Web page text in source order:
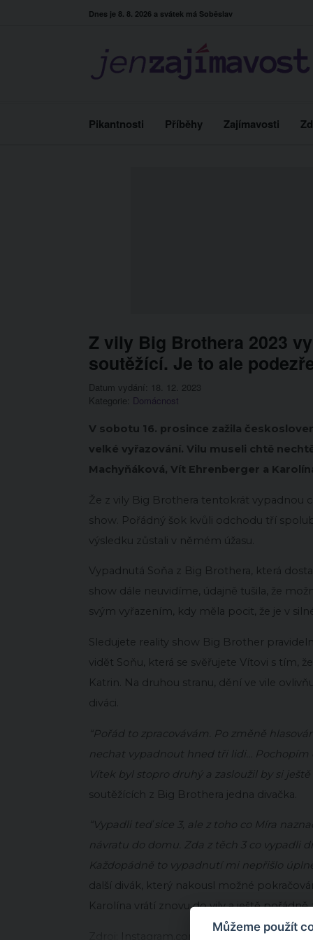
Dnes je 8. 8. 2026 a svátek má Soběslav
Pikantnosti Příběhy Zajímavosti
Z vily Big Brothera 2023
soutěžící. Je to ale
Datum vydání: 18. 12. 2023
Kategorie: Domácnost
V sobotu 16. prosince zažila
velké vyřazování. Vilu museli chtě
Machyňáková, Vít Ehrenberger a
Že z vily Big Brothera tentokrát vypadnou
show. Pořádný šok kvůli odchodu tří
výsledku zůstali v němém úžasu.
Vypadnutá Soňa z Big Brothera, která
show dále neuvidíme, údajně tušila, že
svým vyřazením, kdy měla pocit, že je v
Sledujete reality show Big Brother
vidět Soňu, která se svěřujete Vítovi s tím,
Katrin. Na druhou stranu, dění ve vile
diváci.
“Pořád to zpracovávám. Po změně
nechat vypadnout hned tři lidi… Pochopím
Vítek byl stopro druhý a zasloužil by si ještě
soutěžících z Big Brothera jedna divačka.
“Vypadli teď sice 3, ale z toho co Míra
návratu do domu. Zda z těch 3 co vypadli
Každopádně to vypadnutí mi nepřišlo
další divák, který nakousl možné
Karolína vrátí znovu do vily a ještě
Instagram.com/bigbrothercs
Můžeme použít